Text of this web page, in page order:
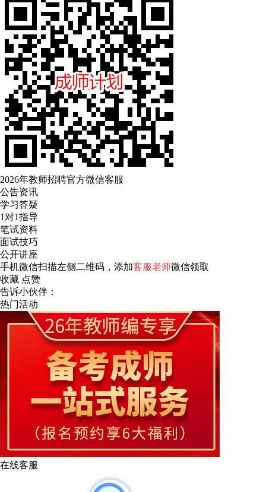
2026年教师招聘官方微信客服
公告资讯
学习答疑
1对1指导
笔试资料
面试技巧
公开讲座
手机微信扫描左侧二维码，添加客服老师微信领取
收藏 点赞
告诉小伙伴：
热门活动
在线客服